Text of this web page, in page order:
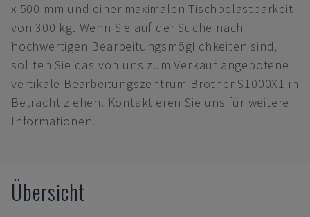
x 500 mm und einer maximalen Tischbelastbarkeit
von 300 kg. Wenn Sie auf der Suche nach
hochwertigen Bearbeitungsmöglichkeiten sind,
sollten Sie das von uns zum Verkauf angebotene
vertikale Bearbeitungszentrum Brother S1000X1 in
Betracht ziehen. Kontaktieren Sie uns für weitere
Informationen.
Übersicht